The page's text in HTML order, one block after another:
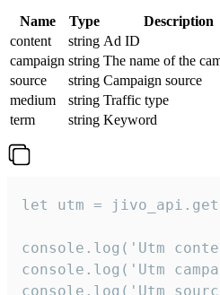
Name Type
Description
content
string Ad ID
campaign string The name of the
source
string Campaign source
medium
string Traffic type
term
string Keyword
let utm =
console.log('Utm
console.log('Utm
console.log('Utm